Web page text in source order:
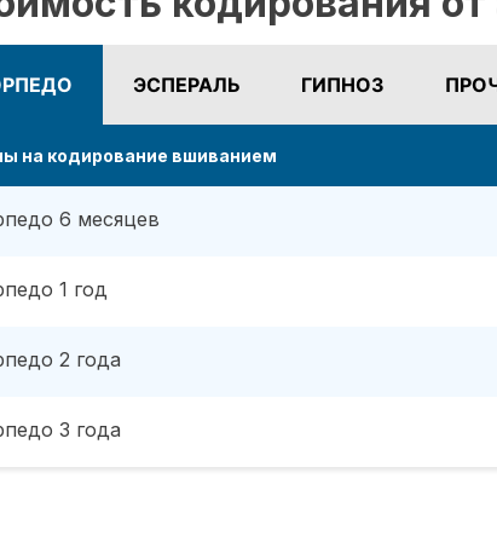
ЭСПЕРАЛЬ ГИПНОЗ
на кодирование вшиванием
6 месяцев
1 год
2 года
3 года